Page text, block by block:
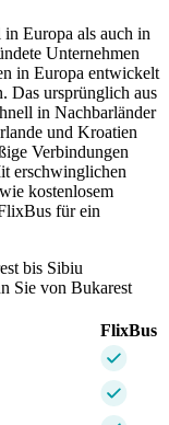
Europa als auch in
Unternehmen
in Europa entwickelt
Das ursprünglich aus
in Nachbarländer
und Kroatien
Verbindungen
erschwinglichen
kostenlosem
für ein
bis Sibiu
Sie von Bukarest
FlixBus